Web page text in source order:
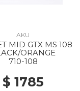
AKU
MID GTX MS 108
ORANGE
710-108
$ 1785